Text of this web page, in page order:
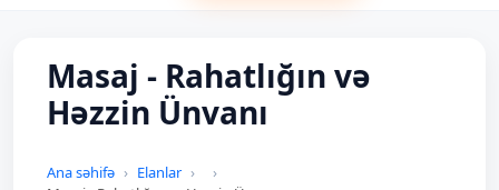
Masaj - Rahatlığın və
Həzzin Ünvanı
Ana səhifə
Elanlar